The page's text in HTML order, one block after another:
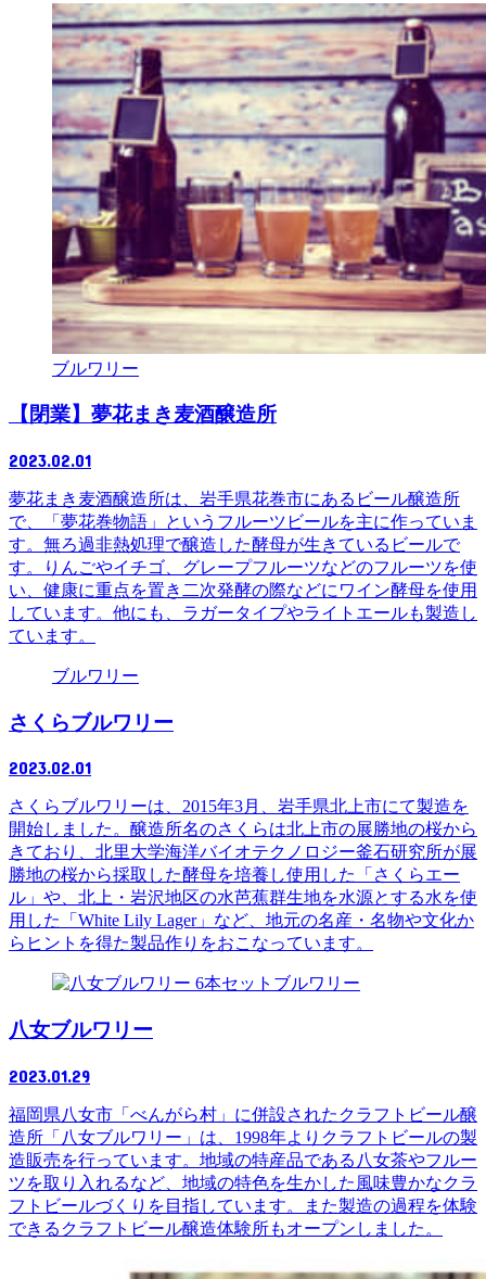
ブルワリー
【閉業】夢花まき麦酒醸造所
2023.02.01
夢花まき麦酒醸造所は、岩手県花巻市にあるビール醸造所
で、「夢花巻物語」というフルーツビールを主に作っていま
す。無ろ過非熱処理で醸造した酵母が生きているビールで
す。りんごやイチゴ、グレープフルーツなどのフルーツを使
い、健康に重点を置き二次発酵の際などにワイン酵母を使用
しています。他にも、ラガータイプやライトエールも製造し
ています。
ブルワリー
さくらブルワリー
2023.02.01
さくらブルワリーは、2015年3月、岩手県北上市にて製造を
開始しました。醸造所名のさくらは北上市の展勝地の桜から
きており、北里大学海洋バイオテクノロジー釜石研究所が展
勝地の桜から採取した酵母を培養し使用した「さくらエー
ル」や、北上・岩沢地区の水芭蕉群生地を水源とする水を使
用した「White Lily Lager」など、地元の名産・名物や文化か
らヒントを得た製品作りをおこなっています。
ブルワリー
八女ブルワリー
2023.01.29
福岡県八女市「べんがら村」に併設されたクラフトビール醸
造所「八女ブルワリー」は、1998年よりクラフトビールの製
造販売を行っています。地域の特産品である八女茶やフルー
ツを取り入れるなど、地域の特色を生かした風味豊かなクラ
フトビールづくりを目指しています。また製造の過程を体験
できるクラフトビール醸造体験所もオープンしました。